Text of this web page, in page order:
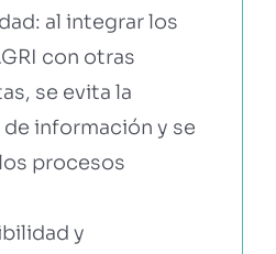
al integrar los
con otras
se evita la
información y se
procesos
y